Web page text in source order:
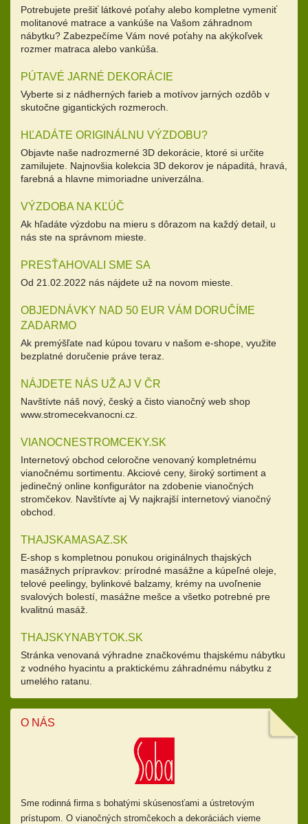
Potrebujete prešiť látkové poťahy alebo kompletne vymeniť
molitanové matrace a vankúše na Vašom záhradnom
nábytku? Zabezpečíme Vám nové poťahy na akýkoľvek
rozmer matraca alebo vankúša.
PÚTAVÉ JARNÉ DEKORÁCIE
Vyberte si z nádherných farieb a motívov jarných ozdôb v
skutočne gigantických rozmeroch.
HĽADÁTE ORIGINÁLNU VÝZDOBU?
Objavte naše nadrozmerné 3D dekorácie, ktoré si určite
zamilujete. Najnovšia kolekcia 3D dekorov je nápaditá, hravá,
farebná a hlavne mimoriadne univerzálna.
VÝZDOBA NA KĽÚČ
Ak hľadáte výzdobu na mieru s dôrazom na každý detail, u
nás ste na správnom mieste.
PRESŤAHOVALI SME SA
Od 21.02.2022 nás nájdete už na novom mieste.
OBJEDNÁVKY NAD 50 EUR VÁM DORUČÍME
ZADARMO
Ak premýšľate nad kúpou tovaru v našom e-shope, využite
bezplatné doručenie práve teraz.
NÁJDETE NÁS UŽ AJ V ČR
Navštívte náš nový, český a čisto vianočný web shop
www.stromecekvanocni.cz.
VIANOCNESTROMCEKY.SK
Internetový obchod celoročne venovaný kompletnému
vianočnému sortimentu. Akciové ceny, široký sortiment a
jedinečný online konfigurátor na zdobenie vianočných
stromčekov. Navštívte aj Vy najkrajší internetový vianočný
obchod.
THAJSKAMASAZ.SK
E-shop s kompletnou ponukou originálnych thajských
masážnych prípravkov: prírodné masážne a kúpeľné oleje,
telové peelingy, bylinkové balzamy, krémy na uvoľnenie
svalových bolestí, masážne mešce a všetko potrebné pre
kvalitnú masáž.
THAJSKYNABYTOK.SK
Stránka venovaná výhradne značkovému thajskému nábytku
z vodného hyacintu a praktickému záhradnému nábytku z
umelého ratanu.
O NÁS
Sme rodinná firma s bohatými skúsenosťami a ústretovým
prístupom. O vianočných stromčekoch a dekoráciách vieme